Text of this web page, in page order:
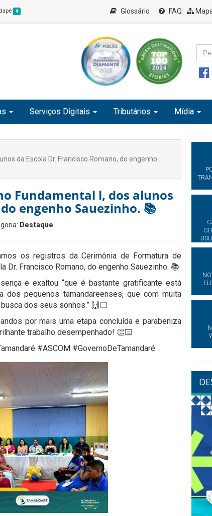
4 Glossário FAQ
Serviços Digitais Tributários Mídia
da Escola Dr. Francisco Romano, do engenho
Fundamental l, dos alunos
engenho Sauezinho. 📚
Destaque
os registros da Cerimônia de Formatura de
Dr. Francisco Romano, do engenho Sauezinho. 📚
e exaltou “que é bastante gratificante está
pequenos tamandareenses, que com muita
dos seus sonhos.” 🙌🏻
por mais uma etapa concluída e parabeniza
trabalho desempenhado! 👏🏻
#ASCOM #GovernoDeTamandaré